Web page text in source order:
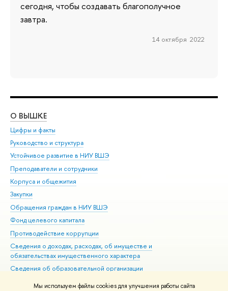
Мы используем файлы cookies для улучшения работы сайта
сегодня, чтобы создавать благополучное
завтра.
14 октября 2022
О ВЫШКЕ
Цифры и факты
Руководство и структура
Устойчивое развитие в НИУ ВШЭ
Преподаватели и сотрудники
Корпуса и общежития
Закупки
Обращения граждан в НИУ ВШЭ
Фонд целевого капитала
Противодействие коррупции
Сведения о доходах, расходах, об имуществе и
обязательствах имущественного характера
Сведения об образовательной организации
Людям с ограниченными возможностями здоровья